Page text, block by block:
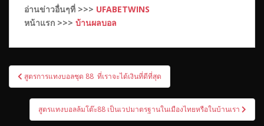
อ่านข่าวอื่นๆที่ >>> UFABETWINS
หน้าแรก >>> บ้านผลบอล
เมนู
นำทาง
เรื่อง
สูตรการแทงบอลชุด 88 ที่เราจะได้เงินที่ดีที่สุด
สูตรแทงบอลล้มโต๊ะ88 เป็นเวปมาตรฐานในเมืองไทยหรือในบ้านเรา